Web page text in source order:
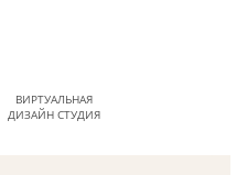
ВИРТУАЛЬНАЯ
ДИЗАЙН СТУДИЯ